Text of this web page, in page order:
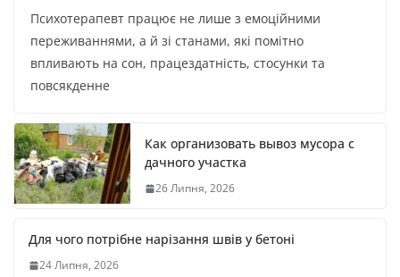
Психотерапевт працює не лише з емоційними
переживаннями, а й зі станами, які помітно
впливають на сон, працездатність, стосунки та
повсякденне
Как организовать вывоз мусора с
дачного участка
26 Липня, 2026
Для чого потрібне нарізання швів у бетоні
24 Липня, 2026